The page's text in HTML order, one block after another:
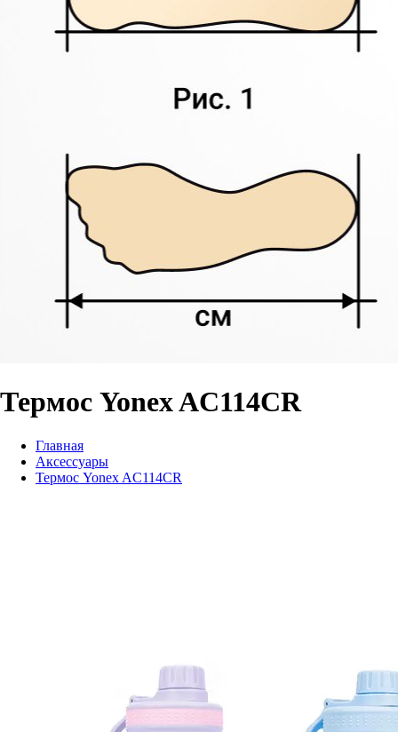
Термос Yonex AC114CR
Главная
Аксессуары
Термос Yonex AC114CR